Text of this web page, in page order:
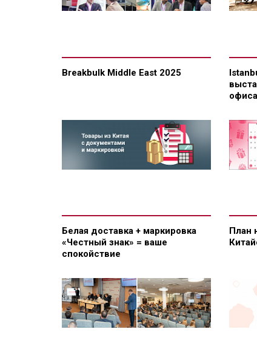
Breakbulk Middle East 2025
офиса
Белая доставка + маркировка
«Честный знак» = ваше
спокойствие
План